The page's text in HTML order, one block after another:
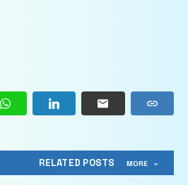
RELATED POSTS MORE